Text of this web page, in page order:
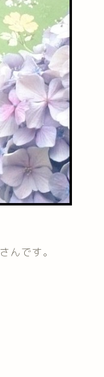
さんです。